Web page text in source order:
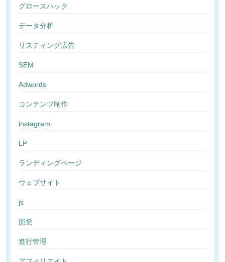
グロースハック
データ分析
リスティング広告
SEM
Adwords
コンテンツ制作
instagram
LP
ランディングページ
ウェブサイト
js
開発
進行管理